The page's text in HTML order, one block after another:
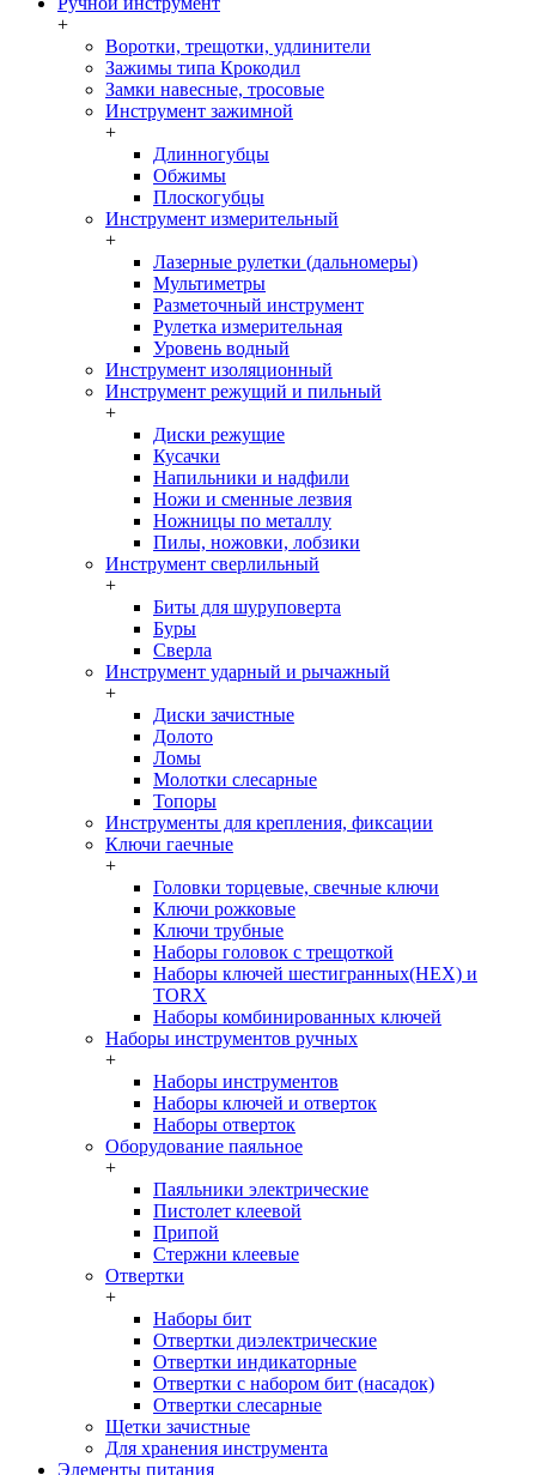
+
Воротки, трещотки, удлинители
Зажимы типа Крокодил
Замки навесные, тросовые
Инструмент зажимной
+
Длинногубцы
Обжимы
Плоскогубцы
Инструмент измерительный
+
Лазерные рулетки (дальномеры)
Мультиметры
Разметочный инструмент
Рулетка измерительная
Уровень водный
Инструмент изоляционный
Инструмент режущий и пильный
+
Диски режущие
Кусачки
Напильники и надфили
Ножи и сменные лезвия
Ножницы по металлу
Пилы, ножовки, лобзики
Инструмент сверлильный
+
Биты для шуруповерта
Буры
Сверла
Инструмент ударный и рычажный
+
Диски зачистные
Долото
Ломы
Молотки слесарные
Топоры
Инструменты для крепления, фиксации
Ключи гаечные
+
Головки торцевые, свечные ключи
Ключи рожковые
Ключи трубные
Наборы головок c трещоткой
Наборы ключей шестигранных(HEX) и
TORX
Наборы комбинированных ключей
Наборы инструментов ручных
+
Наборы инструментов
Наборы ключей и отверток
Наборы отверток
Оборудование паяльное
+
Паяльники электрические
Пистолет клеевой
Припой
Стержни клеевые
Отвертки
+
Наборы бит
Отвертки диэлектрические
Отвертки индикаторные
Отвертки с набором бит (насадок)
Отвертки слесарные
Щетки зачистные
Для хранения инструмента
Элементы питания